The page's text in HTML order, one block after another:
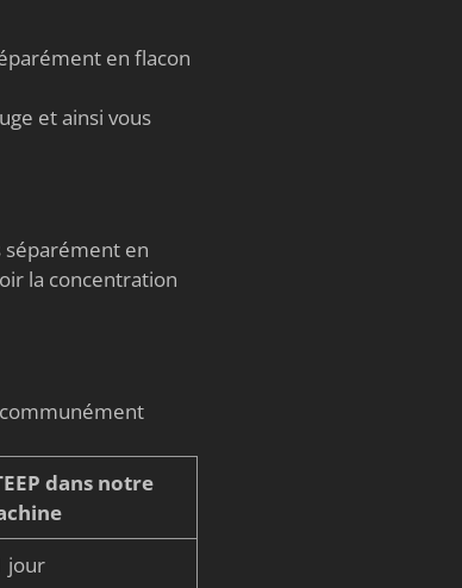
en flacon
et ainsi vous
séparément en
la concentration
dans notre
jour